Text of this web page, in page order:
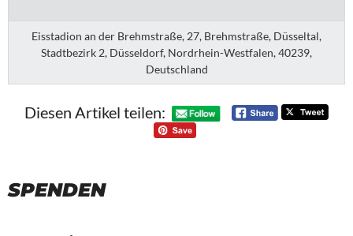
Eisstadion an der Brehmstraße, 27, Brehmstraße, Düsseltal,
Stadtbezirk 2, Düsseldorf, Nordrhein-Westfalen, 40239,
Deutschland
Diesen Artikel teilen:
SPENDEN